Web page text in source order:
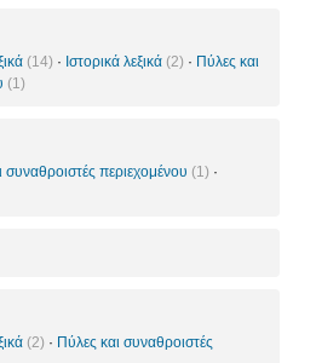
(14) · Ιστορικά λεξικά (2) · Πύλες και
(1)
συναθροιστές περιεχομένου (1) ·
(2) · Πύλες και συναθροιστές